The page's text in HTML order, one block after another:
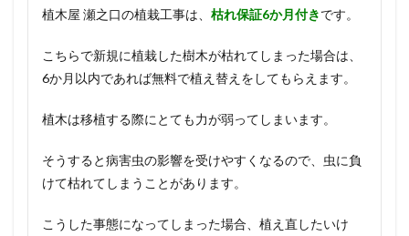
植木屋 瀬之口の植栽工事は、 枯れ保証6か月付きです。
こちらで新規に植栽した樹木が枯れてしまった場合は、
6か月以内であれば無料で植え替えをしてもらえます。
植木は移植する際にとても力が弱ってしまいます。
そうすると病害虫の影響を受けやすくなるので、虫に負
けて枯れてしまうことがあります。
こうした事態になってしまった場合、植え直したいけ